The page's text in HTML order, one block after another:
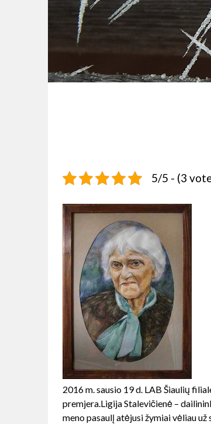
5/5 - (3
2016 m. sausio 19 d. LAB Šiaulių
premjera.Ligija Stalevičienė –
meno pasaulį atėjusi žymiai vėliau už